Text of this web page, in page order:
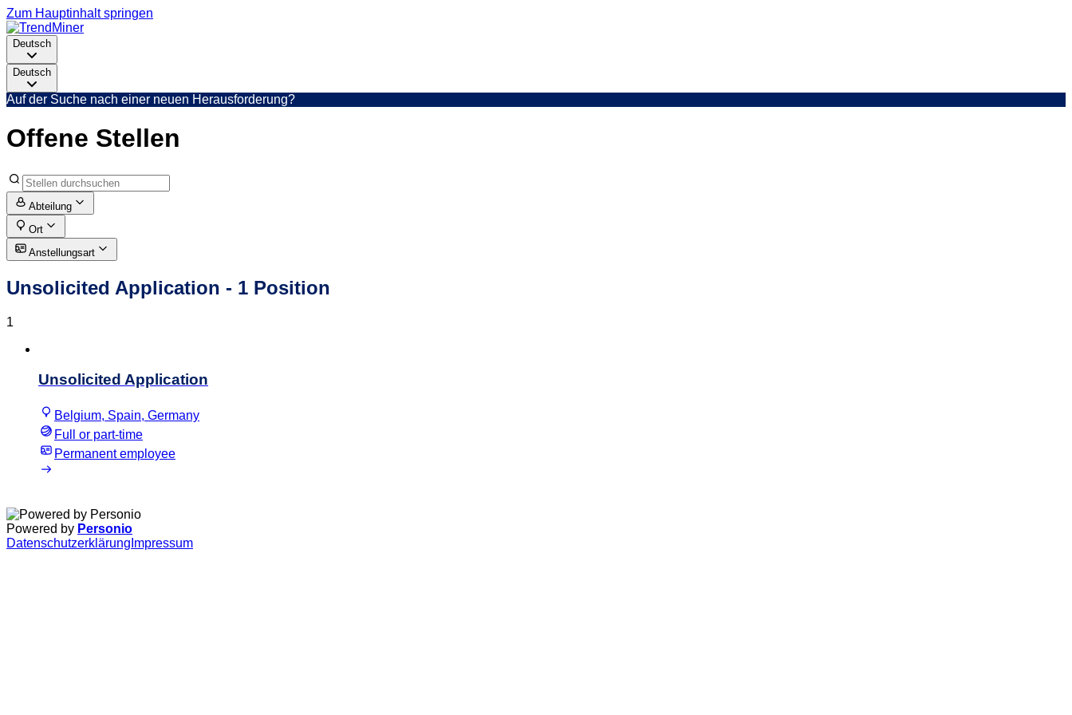
Zum Hauptinhalt springen
Deutsch
Deutsch
Auf der Suche nach einer neuen Herausforderung?
Offene Stellen
Abteilung
Ort
Anstellungsart
Unsolicited Application - 1 Position
1
Unsolicited Application
Belgium, Spain, Germany
Full or part-time
Permanent employee
Powered by Personio
Datenschutzerklärung Impressum